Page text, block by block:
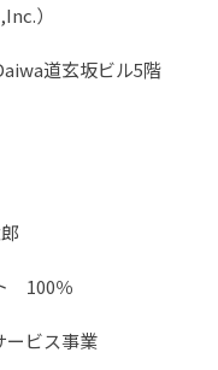
）
道玄坂ビル5階
100％
ビス事業